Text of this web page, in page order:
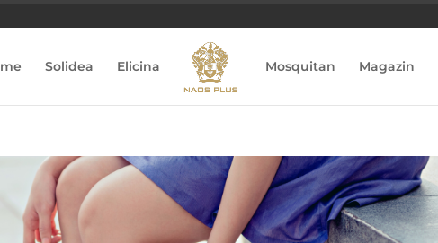
Solidea Elicina Mosquitan Magazin